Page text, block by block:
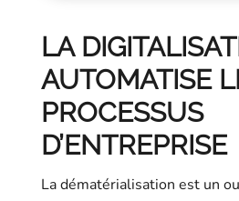
LA
AUTOMATISE
PROCESSUS
D’ENTREPRISE
La dématérialisation est un